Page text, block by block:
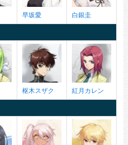
早坂愛 白銀圭
枢木スザク 紅月カレン